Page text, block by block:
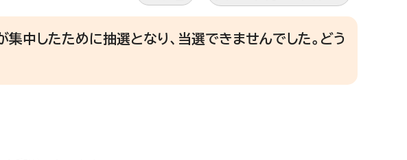
中したために抽選となり、当選できませんでした。どう